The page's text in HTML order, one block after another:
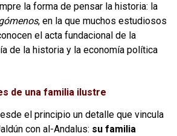
la forma de pensar la historia: la
, en la que muchos estudiosos
el acta fundacional de la
de la historia y la economía política
de una familia ilustre
el principio un detalle que vincula
con al-Andalus: su familia